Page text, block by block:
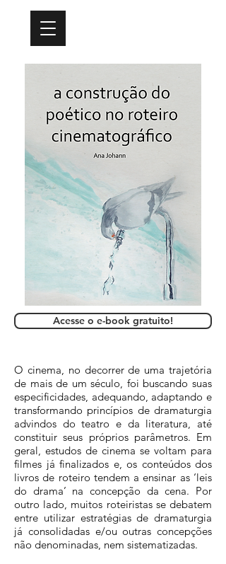
Acesse o e-book gratuito!
O cinema, no decorrer de uma trajetória
de mais de um século, foi buscando suas
especificidades, adequando, adaptando e
transformando princípios de dramaturgia
advindos do teatro e da literatura, até
constituir seus próprios parâmetros. Em
geral, estudos de cinema se voltam para
filmes já finalizados e, os conteúdos dos
livros de roteiro tendem a ensinar as ‘leis
do drama’ na concepção da cena. Por
outro lado, muitos roteiristas se debatem
entre utilizar estratégias de dramaturgia
já consolidadas e/ou outras concepções
não denominadas, nem sistematizadas.